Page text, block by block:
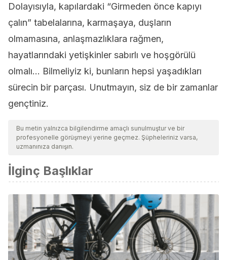
Dolayısıyla, kapılardaki “Girmeden önce kapıyı
çalın” tabelalarına, karmaşaya, duşların
olmamasına, anlaşmazlıklara rağmen,
hayatlarındaki yetişkinler sabırlı ve hoşgörülü
olmalı… Bilmeliyiz ki, bunların hepsi yaşadıkları
sürecin bir parçası. Unutmayın, siz de bir zamanlar
gençtiniz.
Bu metin yalnızca bilgilendirme amaçlı sunulmuştur ve bir
profesyonelle görüşmeyi yerine geçmez. Şüpheleriniz varsa,
uzmanınıza danışın.
İlginç Başlıklar